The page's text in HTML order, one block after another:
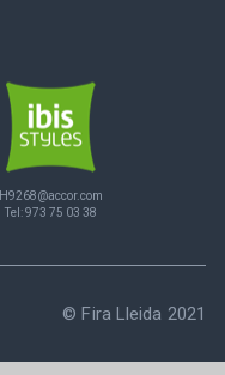
H9268@accor.com
Tel:973 75 03 38
© Fira Lleida 2021